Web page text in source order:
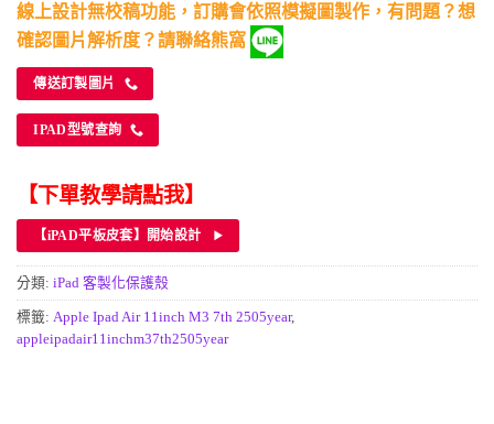
線上設計無校稿功能，訂購會依照模擬圖製作，有問題？想
確認圖片解析度？請聯絡熊窩
傳送訂製圖片
IPAD型號查詢
【下單教學請點我】
【iPAD平板皮套】開始設計
分類: iPad 客製化保護殼
標籤: Apple Ipad Air 11inch M3 7th 2505year,
appleipadair11inchm37th2505year